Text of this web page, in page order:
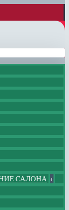
САЛОНА +